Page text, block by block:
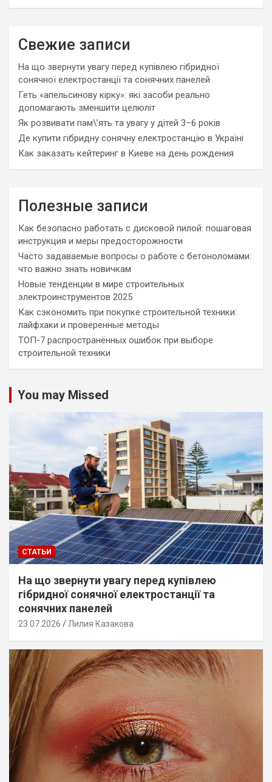
Свежие записи
На що звернути увагу перед купівлею гібридної
сонячної електростанції та сонячних панелей
Геть «апельсинову кірку»: які засоби реально
допомагають зменшити целюліт
Як розвивати пам\’ять та увагу у дітей 3–6 років
Де купити гібридну сонячну електростанцію в Україні
Как заказать кейтеринг в Киеве на день рождения
Полезные записи
Как безопасно работать с дисковой пилой: пошаговая
инструкция и меры предосторожности
Часто задаваемые вопросы о работе с бетоноломами:
что важно знать новичкам
Новые тенденции в мире строительных
электроинструментов 2025
Как сэкономить при покупке строительной техники:
лайфхаки и проверенные методы
ТОП-7 распространённых ошибок при выборе
строительной техники
You may Missed
СТАТЬИ
На що звернути увагу перед купівлею
гібридної сонячної електростанції та
сонячних панелей
23.07.2026 Лилия Казакова